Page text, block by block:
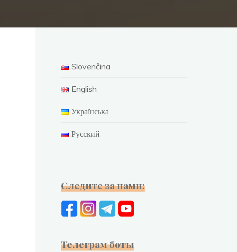
Slovenčina
English
Українська
Русский
Следите за нами:
Телеграм боты